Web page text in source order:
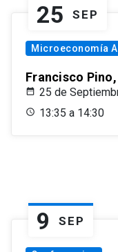
25 SEP
Microeconomía
Francisco
25 de
13:35 a 14:30
9 SEP